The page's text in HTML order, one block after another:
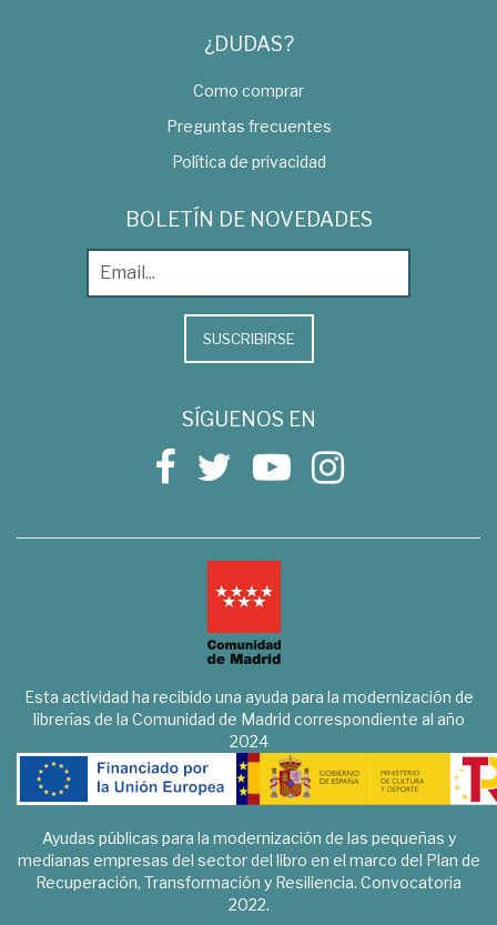
¿DUDAS?
Como comprar
Preguntas frecuentes
Política de privacidad
BOLETÍN DE NOVEDADES
SUSCRIBIRSE
SÍGUENOS EN
Esta actividad ha recibido una ayuda para la modernización de
librerías de la Comunidad de Madrid correspondiente al año
2024
Ayudas públicas para la modernización de las pequeñas y
medianas empresas del sector del libro en el marco del Plan de
Recuperación, Transformación y Resiliencia. Convocatoria
2022.